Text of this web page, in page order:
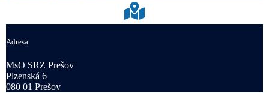
Adresa
MsO SRZ Prešov
Plzenská 6
080 01 Prešov